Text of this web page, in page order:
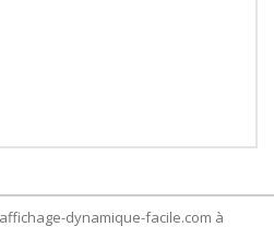
dynamique-facile.com à